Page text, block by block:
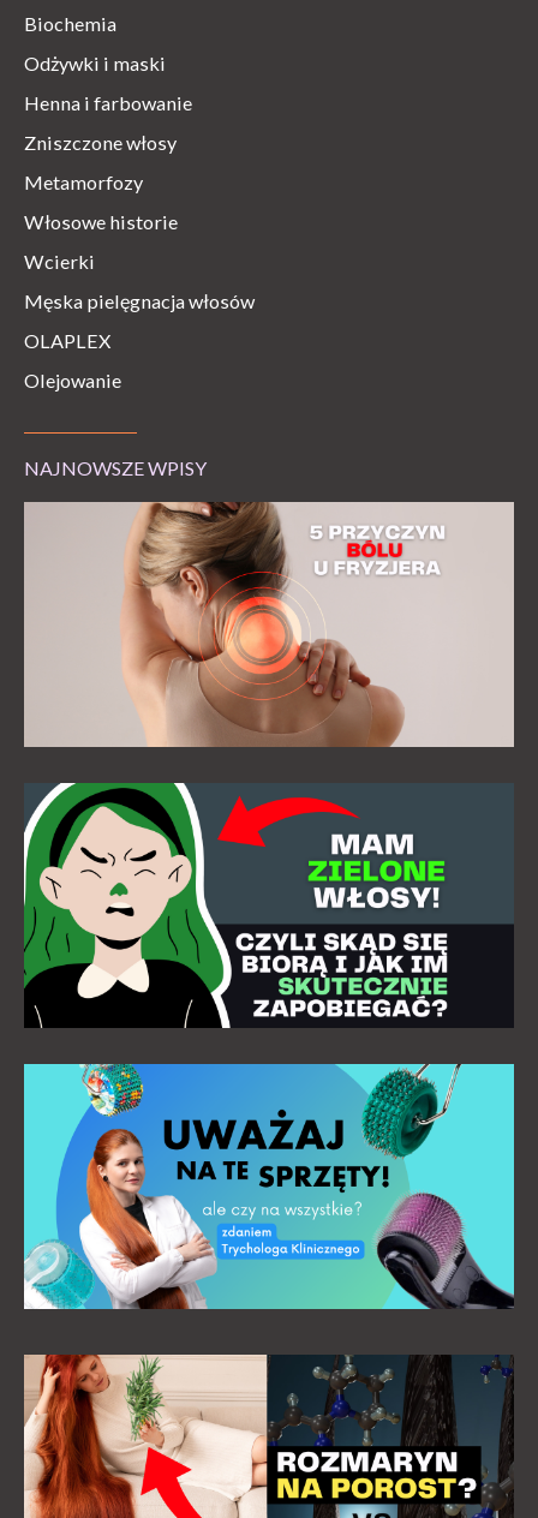
Biochemia
Odżywki i maski
Henna i farbowanie
Zniszczone włosy
Metamorfozy
Włosowe historie
Wcierki
Męska pielęgnacja włosów
OLAPLEX
Olejowanie
NAJNOWSZE WPISY